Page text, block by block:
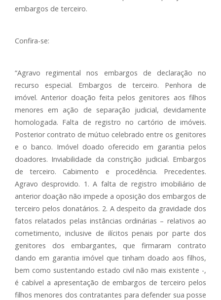
embargos de terceiro.
Confira-se:
“Agravo regimental nos embargos de declaração no
recurso especial. Embargos de terceiro. Penhora de
imóvel. Anterior doação feita pelos genitores aos filhos
menores em ação de separação judicial, devidamente
homologada. Falta de registro no cartório de imóveis.
Posterior contrato de mútuo celebrado entre os genitores
e o banco. Imóvel doado oferecido em garantia pelos
doadores. Inviabilidade da constrição judicial. Embargos
de terceiro. Cabimento e procedência. Precedentes.
Agravo desprovido. 1. A falta de registro imobiliário de
anterior doação não impede a oposição dos embargos de
terceiro pelos donatários. 2. A despeito da gravidade dos
fatos relatados pelas instâncias ordinárias – relativos ao
cometimento, inclusive de ilícitos penais por parte dos
genitores dos embargantes, que firmaram contrato
dando em garantia imóvel que tinham doado aos filhos,
bem como sustentando estado civil não mais existente -,
é cabível a apresentação de embargos de terceiro pelos
filhos menores dos contratantes para defender sua posse